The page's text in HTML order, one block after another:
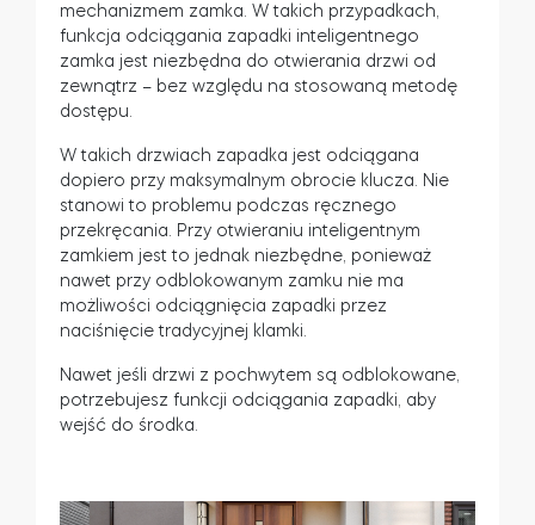
mechanizmem zamka. W takich przypadkach,
funkcja odciągania zapadki inteligentnego
zamka jest niezbędna do otwierania drzwi od
zewnątrz – bez względu na stosowaną metodę
dostępu.
W takich drzwiach zapadka jest odciągana
dopiero przy maksymalnym obrocie klucza. Nie
stanowi to problemu podczas ręcznego
przekręcania. Przy otwieraniu inteligentnym
zamkiem jest to jednak niezbędne, ponieważ
nawet przy odblokowanym zamku nie ma
możliwości odciągnięcia zapadki przez
naciśnięcie tradycyjnej klamki.
Nawet jeśli drzwi z pochwytem są odblokowane,
potrzebujesz funkcji odciągania zapadki, aby
wejść do środka.